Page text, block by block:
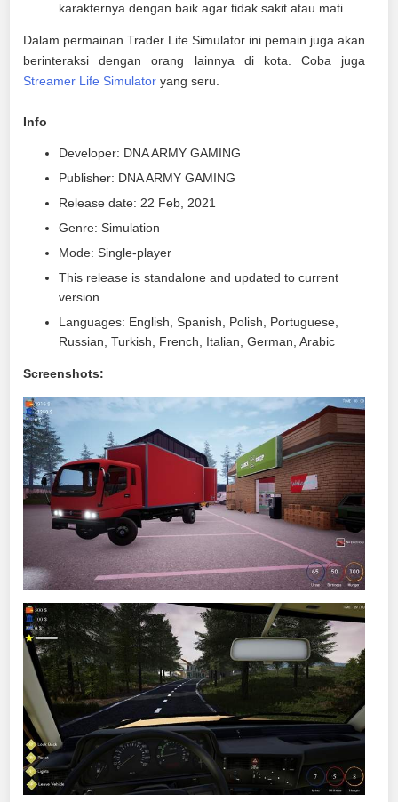
karakternya dengan baik agar tidak sakit atau mati.
Dalam permainan Trader Life Simulator ini pemain juga akan
berinteraksi dengan orang lainnya di kota. Coba juga
Streamer Life Simulator yang seru.
Info
Developer: DNA ARMY GAMING
Publisher: DNA ARMY GAMING
Release date: 22 Feb, 2021
Genre: Simulation
Mode: Single-player
This release is standalone and updated to current
version
Languages: English, Spanish, Polish, Portuguese,
Russian, Turkish, French, Italian, German, Arabic
Screenshots: